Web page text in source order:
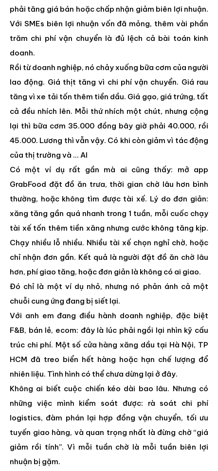
phải tăng giá bán hoặc chấp nhận giảm biên lợi nhuận.
Với SMEs biên lợi nhuận vốn đã mỏng, thêm vài phần
trăm chi phí vận chuyển là đủ lệch cả bài toán kinh
doanh.
Rồi từ doanh nghiệp, nó chảy xuống bữa cơm của người
lao động. Giá thịt tăng vì chi phí vận chuyển. Giá rau
tăng vì xe tải tốn thêm tiền dầu. Giá gạo, giá trứng, tất
cả đều nhích lên. Mỗi thứ nhích một chút, nhưng cộng
lại thì bữa cơm 35.000 đồng bây giờ phải 40.000, rồi
45.000. Lương thì vẫn vậy. Có khi còn giảm vì tác động
của thị trường và … AI
Có một ví dụ rất gần mà ai cũng thấy: mở app
GrabFood đặt đồ ăn trưa, thời gian chờ lâu hơn bình
thường, hoặc không tìm được tài xế. Lý do đơn giản:
xăng tăng gần quá nhanh trong 1 tuần, mỗi cuốc chạy
tài xế tốn thêm tiền xăng nhưng cước không tăng kịp.
Chạy nhiều lỗ nhiều. Nhiều tài xế chọn nghỉ chờ, hoặc
chỉ nhận đơn gần. Kết quả là người đặt đồ ăn chờ lâu
hơn, phí giao tăng, hoặc đơn giản là không có ai giao.
Đó chỉ là một ví dụ nhỏ, nhưng nó phản ánh cả một
chuỗi cung ứng đang bị siết lại.
Với anh em đang điều hành doanh nghiệp, đặc biệt
F&B, bán lẻ, ecom: đây là lúc phải ngồi lại nhìn kỹ cấu
trúc chi phí. Một số cửa hàng xăng dầu tại Hà Nội, TP
HCM đã treo biển hết hàng hoặc hạn chế lượng đổ
nhiên liệu. Tình hình có thể chưa dừng lại ở đây.
Không ai biết cuộc chiến kéo dài bao lâu. Nhưng có
những việc mình kiểm soát được: rà soát chi phí
logistics, đàm phán lại hợp đồng vận chuyển, tối ưu
tuyến giao hàng, và quan trọng nhất là đừng chờ “giá
giảm rồi tính”. Vì mỗi tuần chờ là mỗi tuần biên lợi
nhuận bị gặm.